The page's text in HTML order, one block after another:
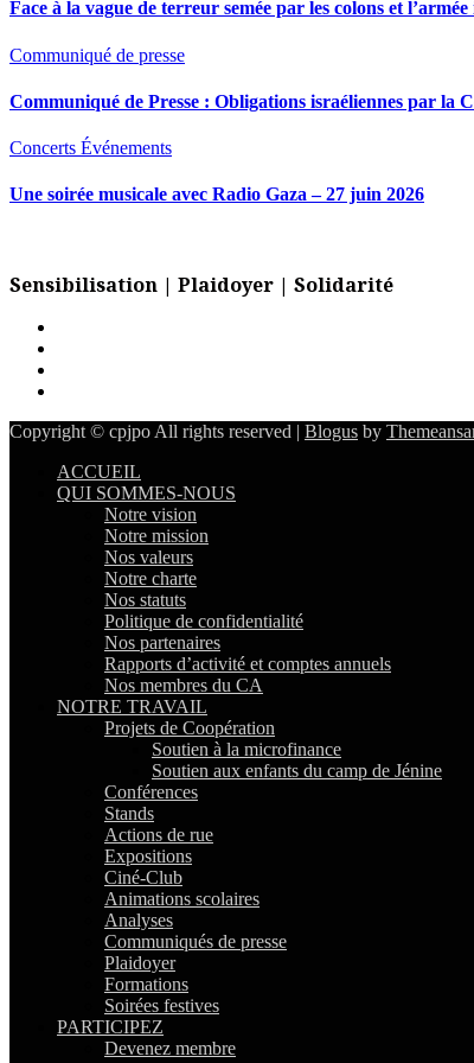
Face à la vague de terreur semée par les colons et
Communiqué de presse
Communiqué de Presse : Obligations israéliennes par la
Concerts Événements
Une soirée musicale avec Radio Gaza – 27 juin 2026
Sensibilisation | Plaidoyer | Solidarité
Copyright © cpjpo All rights reserved | Blogus by
ACCUEIL
QUI SOMMES-NOUS
Notre vision
Notre mission
Nos valeurs
Notre charte
Nos statuts
Politique de confidentialité
Nos partenaires
Rapports d’activité et comptes annuels
Nos membres du CA
NOTRE TRAVAIL
Projets de Coopération
Soutien à la microfinance
Soutien aux enfants du camp de Jénine
Conférences
Stands
Actions de rue
Expositions
Ciné-Club
Animations scolaires
Analyses
Communiqués de presse
Plaidoyer
Formations
Soirées festives
PARTICIPEZ
Devenez membre